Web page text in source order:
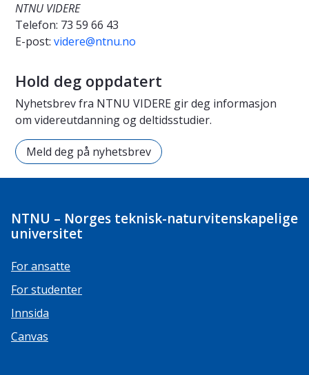
NTNU VIDERE
Telefon: 73 59 66 43
E-post: videre@ntnu.no
Hold deg oppdatert
Nyhetsbrev fra NTNU VIDERE gir deg informasjon
om videreutdanning og deltidsstudier.
Meld deg på nyhetsbrev
NTNU – Norges teknisk-naturvitenskapelige
universitet
For ansatte
For studenter
Innsida
Canvas